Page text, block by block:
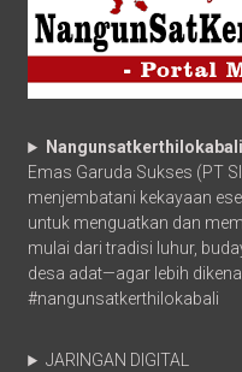
Emas Garuda Sukses (PT
menjembatani kekayaan
untuk menguatkan dan
mulai dari tradisi luhur,
desa adat—agar lebih
#nangunsatkerthilokabali
JARINGAN DIGITAL